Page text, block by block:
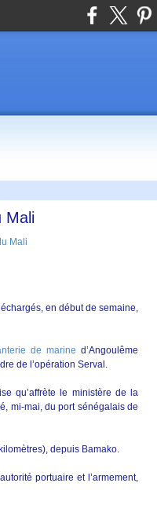
Mali
en début de semaine,
de marined’Angoulême
de l’opération Serval.
qu’affrète le ministère de la
mi-mai, du port sénégalais de
depuis Bamako.
portuaire et l’armement,